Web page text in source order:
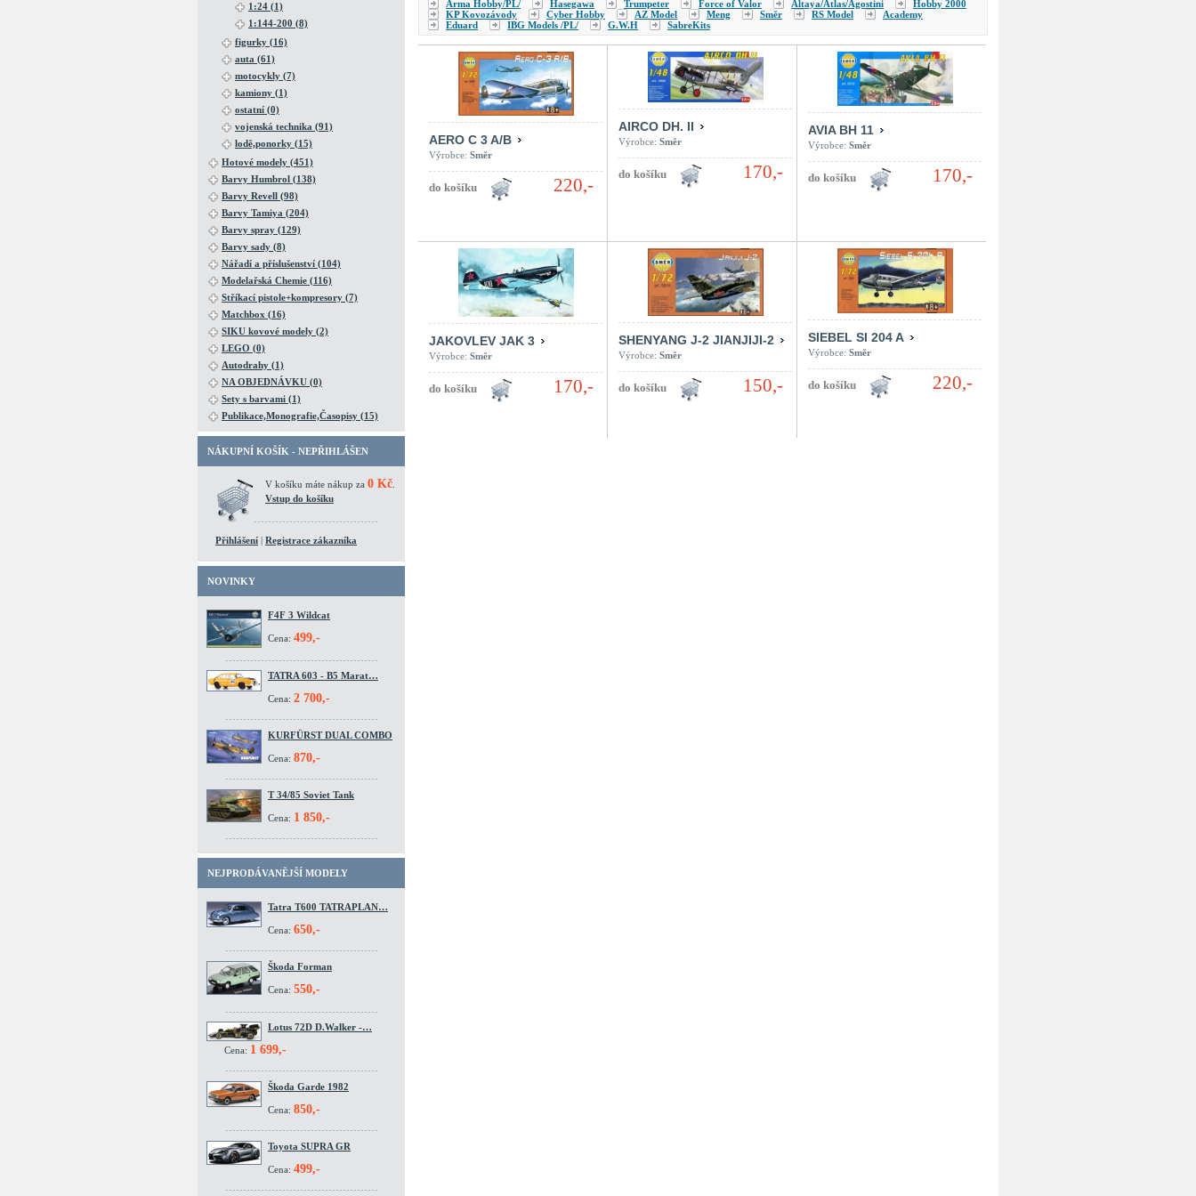
1:24 (1)
1:144-200 (8)
figurky (16)
auta (61)
motocykly (7)
kamiony (1)
ostatní (0)
vojenská technika (91)
lodě,ponorky (15)
Hotové modely (451)
Barvy Humbrol (138)
Barvy Revell (98)
Barvy Tamiya (204)
Barvy spray (129)
Barvy sady (8)
Nářadí a příslušenství (104)
Modelařská Chemie (116)
Stříkací pistole+kompresory (7)
Matchbox (16)
SIKU kovové modely (2)
LEGO (0)
Autodrahy (1)
NA OBJEDNÁVKU (0)
Sety s barvami (1)
Publikace,Monografie,Časopisy (15)
NÁKUPNÍ KOŠÍK - NEPŘIHLÁŠEN
V košíku máte nákup za 0 Kč
Vstup do košíku
Přihlášení | Registrace zákazníka
NOVINKY
F4F 3 Wildcat
Cena: 499,-
TATRA 603 - B5 Marat…
Cena: 2 700,-
KURFÜRST DUAL COMBO
Cena: 870,-
T 34/85 Soviet Tank
Cena: 1 850,-
NEJPRODÁVANĚJŠÍ MODELY
Tatra T600 TATRAPLAN…
Cena: 650,-
Škoda Forman
Cena: 550,-
Lotus 72D D.Walker -…
Cena: 1 699,-
Škoda Garde 1982
Cena: 850,-
Toyota SUPRA GR
Cena: 499,-
Arma Hobby/PL/ Hasegawa Trumpeter Force of Valor Altaya/Atlas/Agostini
Hobby 2000
KP Kovozávody
Cyber Hobby AZ Model Meng Směr RS Model
Academy
Eduard
IBG Models /PL/ G.W.H SabreKits
AERO C 3 A/B
Výrobce: Směr
220,-
AIRCO DH. II
Výrobce: Směr
170,-
AVIA BH 11
Výrobce: Směr
170,-
JAKOVLEV JAK 3
Výrobce: Směr
170,-
SHENYANG J-2 JIANJIJI-2
Výrobce: Směr
150,-
SIEBEL SI 204 A
Výrobce: Směr
220,-